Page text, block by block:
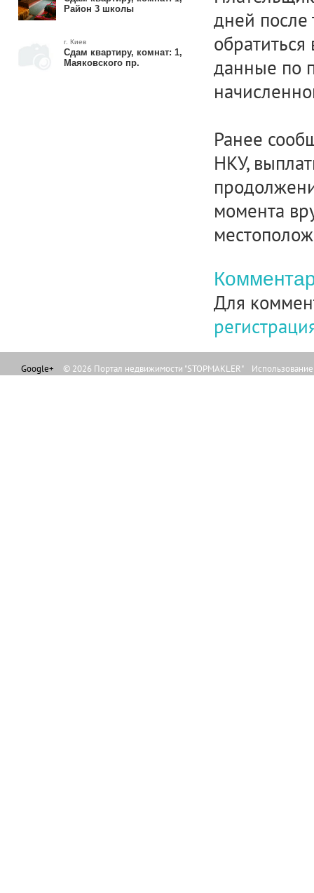
Район 3 школы
г. Киев
Сдам квартиру, комнат: 1,
Маяковского пр.
дней после
данные по
Ранее
НКУ,
момента
Для
Google+ © 2026 Портал недвижимости "STOPMAKLER"